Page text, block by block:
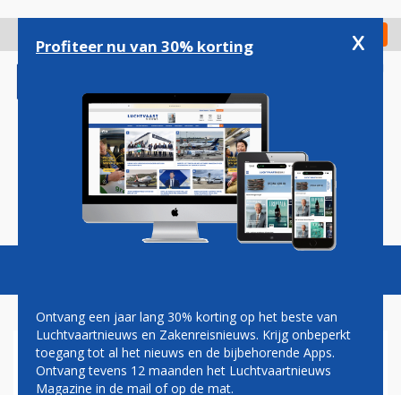
gaan
Check in
Magazine Podcasts Vacatures
PEACH
Profiteer nu van 30% korting x
Ontvang een jaar lang 30% korting op het beste van
Luchtvaartnieuws en Zakenreisnieuws. Krijg onbeperkt
toegang tot al het nieuws en de bijbehorende Apps.
Ontvang tevens 12 maanden het Luchtvaartnieuws
Magazine in de mail of op de mat.